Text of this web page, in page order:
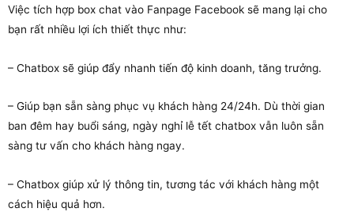
Việc tích hợp box chat vào Fanpage Facebook sẽ mang lại cho
bạn rất nhiều lợi ích thiết thực như:
– Chatbox sẽ giúp đẩy nhanh tiến độ kinh doanh, tăng trưởng.
– Giúp bạn sẵn sàng phục vụ khách hàng 24/24h. Dù thời gian
ban đêm hay buổi sáng, ngày nghỉ lễ tết chatbox vẫn luôn sẵn
sàng tư vấn cho khách hàng ngay.
– Chatbox giúp xử lý thông tin, tương tác với khách hàng một
cách hiệu quả hơn.